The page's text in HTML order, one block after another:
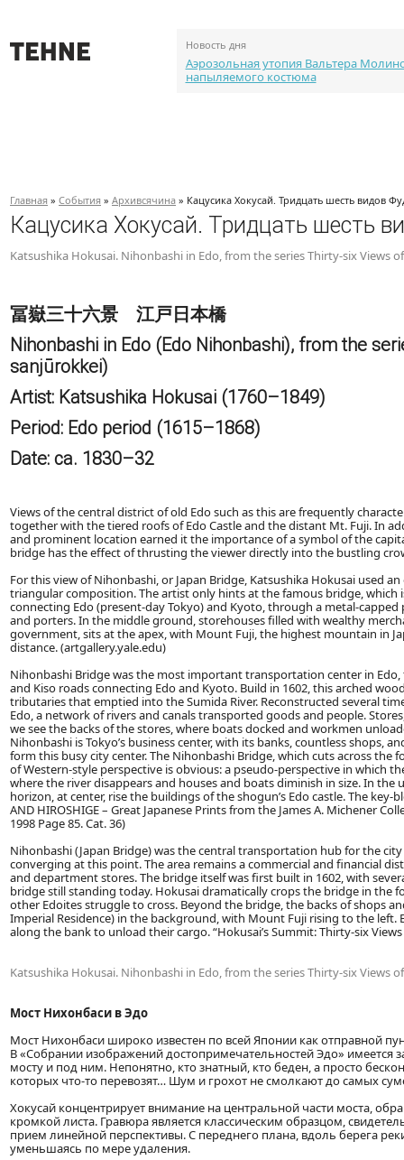
Новость дня
Аэрозольная утопия Вальтера
напыляемого костюма
Главная » События » Архивсячина » Кацусика Хокусай. Тридцать шесть видов
Кацусика Хокусай. Тридцать шесть
Katsushika Hokusai. Nihonbashi in Edo, from the series Thirty-six Views
冨嶽三十六景 江戸日本橋
Nihonbashi in Edo (Edo Nihonbashi), from the
sanjūrokkei)
Artist: Katsushika Hokusai (1760–1849)
Period: Edo period (1615–1868)
Date: ca. 1830–32
Views of the central district of old Edo such as this are frequently
together with the tiered roofs of Edo Castle and the distant Mt. Fuji. In
and prominent location earned it the importance of a symbol of the
bridge has the effect of thrusting the viewer directly into the bustling
For this view of Nihonbashi, or Japan Bridge, Katsushika Hokusai used
triangular composition. The artist only hints at the famous bridge,
connecting Edo (present-day Tokyo) and Kyoto, through a metal-
and porters. In the middle ground, storehouses filled with wealthy
government, sits at the apex, with Mount Fuji, the highest mountain in
distance. (artgallery.yale.edu)
Nihonbashi Bridge was the most important transportation center in
and Kiso roads connecting Edo and Kyoto. Build in 1602, this arched
tributaries that emptied into the Sumida River. Reconstructed several
Edo, a network of rivers and canals transported goods and people.
we see the backs of the stores, where boats docked and workmen
Nihonbashi is Tokyo’s business center, with its banks, countless
form this busy city center. The Nihonbashi Bridge, which cuts across
of Western-style perspective is obvious: a pseudo-perspective in which
where the river disappears and houses and boats diminish in size. In
horizon, at center, rise the buildings of the shogun’s Edo castle. The
AND HIROSHIGE – Great Japanese Prints from the James A. Michener
1998 Page 85. Cat. 36)
Nihonbashi (Japan Bridge) was the central transportation hub for the
converging at this point. The area remains a commercial and financial
and department stores. The bridge itself was first built in 1602, with
bridge still standing today. Hokusai dramatically crops the bridge in the
other Edoites struggle to cross. Beyond the bridge, the backs of shops
Imperial Residence) in the background, with Mount Fuji rising to the
along the bank to unload their cargo. “Hokusai’s Summit: Thirty-six
Katsushika Hokusai. Nihonbashi in Edo, from the series Thirty-six Views
Мост Нихонбаси в Эдо
Мост Нихонбаси широко известен по всей Японии как отправной
В «Собрании изображений достопримечательностей Эдо» имеется
мосту и под ним. Непонятно, кто знатный, кто беден, а просто
которых что-то перевозят… Шум и грохот не смолкают до самых
Хокусай концентрирует внимание на центральной части моста,
кромкой листа. Гравюра является классическим образцом,
прием линейной перспективы. С переднего плана, вдоль берега
уменьшаясь по мере удаления.